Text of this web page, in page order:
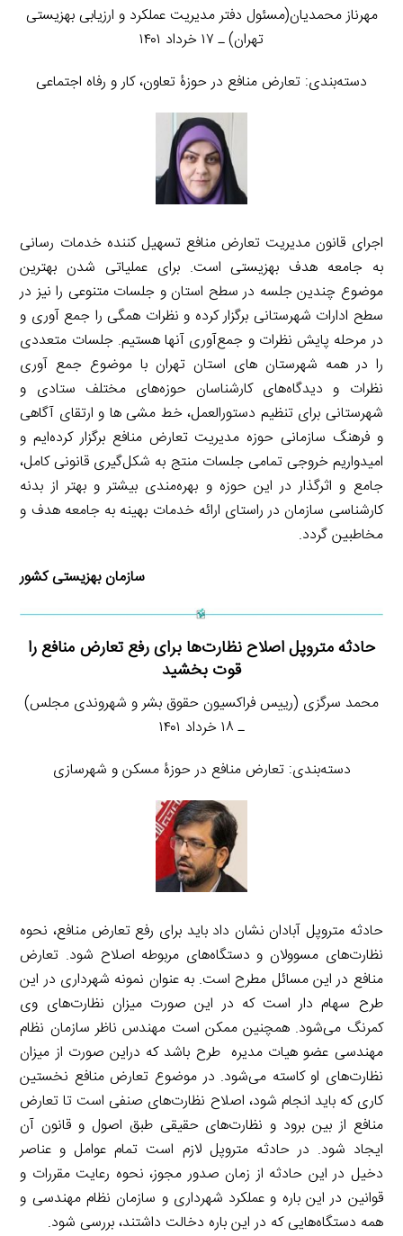
مهرناز محمدیان(مسئول دفتر مدیریت عملکرد و ارزیابی بهزیستی
تهران) ـ ۱۷ خرداد ۱۴۰۱
دسته‌بندی: تعارض منافع در حوزۀ تعاون، کار و رفاه اجتماعی
اجرای قانون مدیریت تعارض منافع تسهیل کننده خدمات رسانی
به جامعه هدف بهزیستی است. برای عملیاتی شدن بهترین
موضوع چندین جلسه در سطح استان و جلسات متنوعی را نیز در
سطح ادارات شهرستانی برگزار کرده و نظرات همگی را جمع آوری و
در مرحله پایش نظرات و جمع‌آوری آنها هستیم. جلسات متعددی
را در همه شهرستان های استان تهران با موضوع جمع آوری
نظرات و دیدگاه‌های کارشناسان حوزه‌های مختلف ستادی و
شهرستانی برای تنظیم دستورالعمل، خط مشی ها و ارتقای آگاهی
و فرهنگ سازمانی حوزه مدیریت تعارض منافع برگزار کرده‌ایم و
امیدواریم خروجی تمامی جلسات منتج به شکل‌گیری قانونی کامل،
جامع و اثرگذار در این حوزه و بهره‌مندی بیشتر و بهتر از بدنه
کارشناسی سازمان در راستای ارائه خدمات بهینه به جامعه هدف و
مخاطبین گردد.
سازمان بهزیستی کشور
حادثه متروپل اصلاح نظارت‌ها برای رفع تعارض منافع را
قوت بخشید
محمد سرگزی (رییس فراکسیون حقوق بشر و شهروندی مجلس)
ـ ۱۸ خرداد ۱۴۰۱
دسته‌بندی: تعارض منافع در حوزۀ مسکن و شهرسازی
حادثه متروپل آبادان نشان داد باید برای رفع تعارض منافع، نحوه
نظارت‌های مسوولان و دستگاه‌های مربوطه اصلاح شود. تعارض
منافع در این مسائل مطرح است. به عنوان نمونه شهرداری در این
طرح سهام دار است که در این صورت میزان نظارت‌های وی
کمرنگ می‌شود. همچنین ممکن است مهندس ناظر سازمان نظام
مهندسی عضو هیات مدیره طرح باشد که دراین صورت از میزان
نظارت‌های او کاسته می‌شود. در موضوع تعارض منافع نخستین
کاری که باید انجام شود، اصلاح نظارت‌های صنفی است تا تعارض
منافع از بین برود و نظارت‌های حقیقی طبق اصول و قانون آن
ایجاد شود. در حادثه متروپل لازم است تمام عوامل و عناصر
دخیل در این حادثه از زمان صدور مجوز، نحوه رعایت مقررات و
قوانین در این باره و عملکرد شهرداری و سازمان نظام مهندسی و
همه دستگاه‌هایی که در این باره دخالت داشتند، بررسی شود.